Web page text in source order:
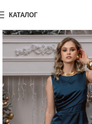
КАТАЛОГ